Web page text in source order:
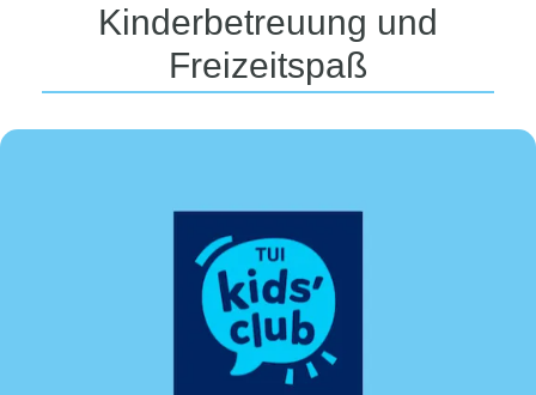
Kinderbetreuung und
Freizeitspaß